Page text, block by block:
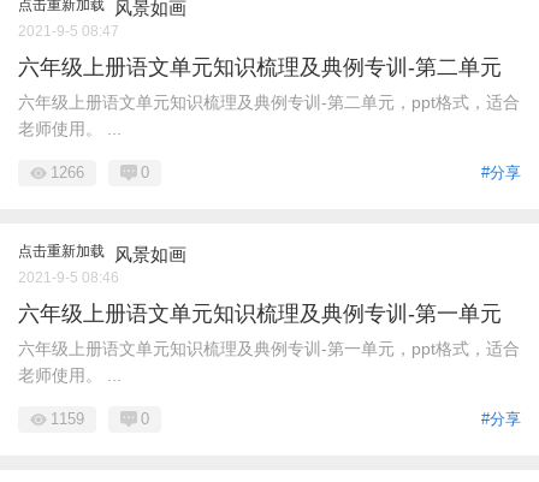
点击重新加载 风景如画
2021-9-5 08:47
六年级上册语文单元知识梳理及典例专训-第二单元
六年级上册语文单元知识梳理及典例专训-第二单元，ppt格式，适合
老师使用。 ...
#分享
1266 0
点击重新加载 风景如画
2021-9-5 08:46
六年级上册语文单元知识梳理及典例专训-第一单元
六年级上册语文单元知识梳理及典例专训-第一单元，ppt格式，适合
老师使用。 ...
#分享
1159 0